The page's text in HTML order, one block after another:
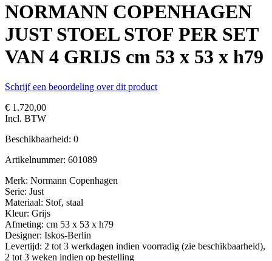
NORMANN COPENHAGEN
JUST STOEL STOF PER SET
VAN 4 GRIJS cm 53 x 53 x h79
Schrijf een beoordeling over dit product
€ 1.720,00
Incl. BTW
Beschikbaarheid: 0
Artikelnummer: 601089
Merk: Normann Copenhagen
Serie: Just
Materiaal: Stof, staal
Kleur: Grijs
Afmeting: cm 53 x 53 x h79
Designer: Iskos-Berlin
Levertijd: 2 tot 3 werkdagen indien voorradig (zie beschikbaarheid),
2 tot 3 weken indien op bestelling